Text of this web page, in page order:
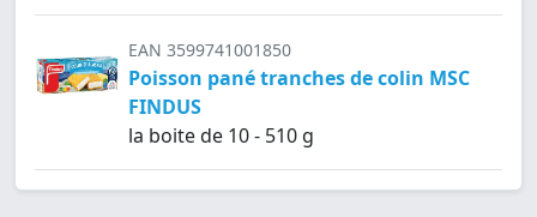
EAN 3599741001850
Poisson pané tranches de colin MSC
FINDUS
la boite de 10 - 510 g